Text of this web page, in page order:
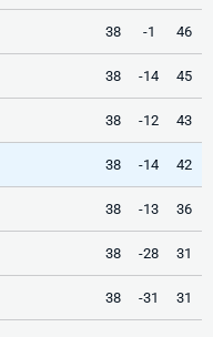
38 -1 46
38 -14 45
38 -12 43
38 -14 42
38 -13 36
38 -28 31
38 -31 31